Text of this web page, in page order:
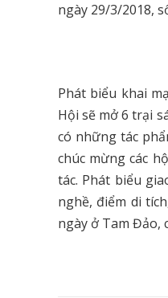
ngày 29/3/2018,
Phát biểu khai
Hội sẽ mở 6 trại
có những tác
chúc mừng các
tác. Phát biểu
nghề, điểm di
ngày ở Tam Đảo,